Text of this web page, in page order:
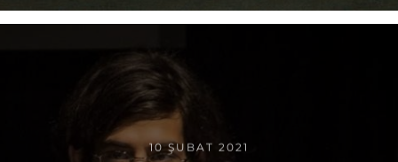
10 ŞUBAT 2021